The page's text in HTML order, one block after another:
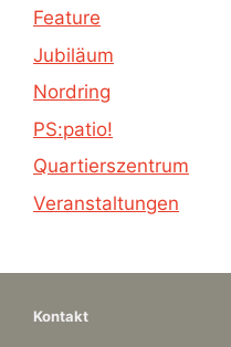
Feature
Jubiläum
Nordring
PS:patio!
Quartierszentrum
Veranstaltungen
Kontakt